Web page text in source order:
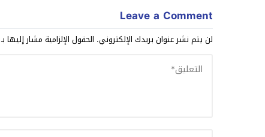
Leave a Comment
لن يتم نشر عنوان بريدك الإلكتروني. الحقول الإلزامية مشار إليها بـ